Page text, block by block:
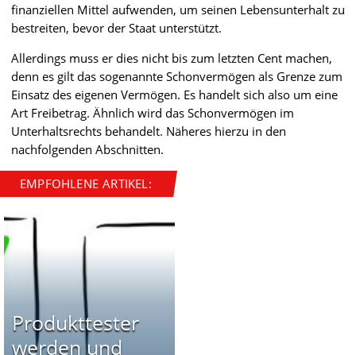
finanziellen Mittel aufwenden, um seinen Lebensunterhalt zu
bestreiten, bevor der Staat unterstützt.
Allerdings muss er dies nicht bis zum letzten Cent machen,
denn es gilt das sogenannte Schonvermögen als Grenze zum
Einsatz des eigenen Vermögen. Es handelt sich also um eine
Art Freibetrag. Ähnlich wird das Schonvermögen im
Unterhaltsrechts behandelt. Näheres hierzu in den
nachfolgenden Abschnitten.
EMPFOHLENE ARTIKEL:
Produkttester
werden und